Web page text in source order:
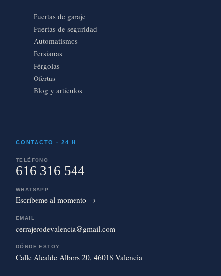
Puertas de garaje
Puertas de seguridad
Automatismos
Persianas
Pérgolas
Ofertas
Blog y artículos
CONTACTO · 24 H
TELÉFONO
616 316 544
WHATSAPP
Escríbeme al momento →
EMAIL
cerrajerodevalencia@gmail.com
DÓNDE ESTOY
Calle Alcalde Albors 20, 46018 Valencia